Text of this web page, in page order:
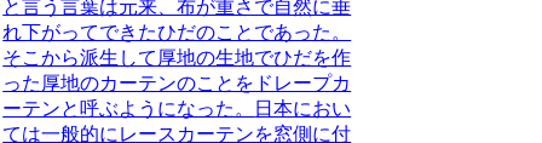
と言う言葉は元来、布が重さで自然に垂
れ下がってできたひだのことであった。
そこから派生して厚地の生地でひだを作
った厚地のカーテンのことをドレープカ
ーテンと呼ぶようになった。
日本におい
ては一般的にレースカーテンを窓側に付